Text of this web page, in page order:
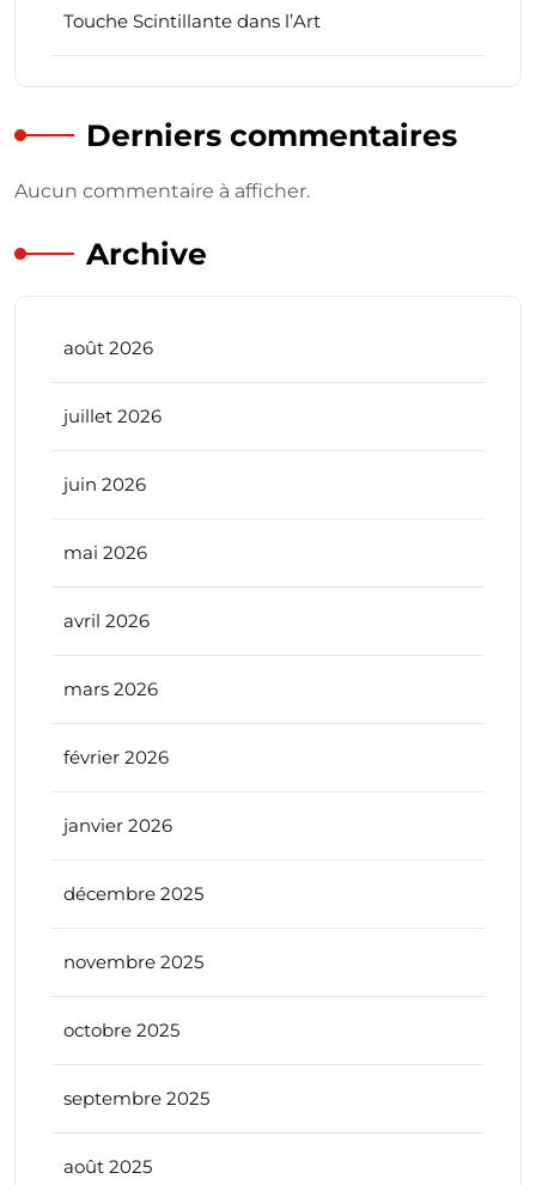
Touche Scintillante dans l’Art
Derniers commentaires
Aucun commentaire à afficher.
Archive
août 2026
juillet 2026
juin 2026
mai 2026
avril 2026
mars 2026
février 2026
janvier 2026
décembre 2025
novembre 2025
octobre 2025
septembre 2025
août 2025